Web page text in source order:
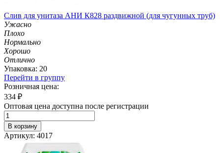
Слив для унитаза АНИ К828 раздвижной (для чугунных труб)
Ужасно
Плохо
Нормально
Хорошо
Отлично
Упаковка: 20
Перейти в группу
Розничная цена:
334 ₽
Оптовая цена доступна после регистрации
В корзину
Артикул: 4017